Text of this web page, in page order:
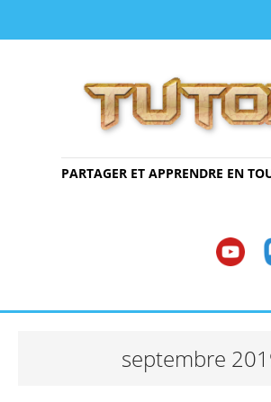
PARTAGER ET APPRENDRE EN
septembre